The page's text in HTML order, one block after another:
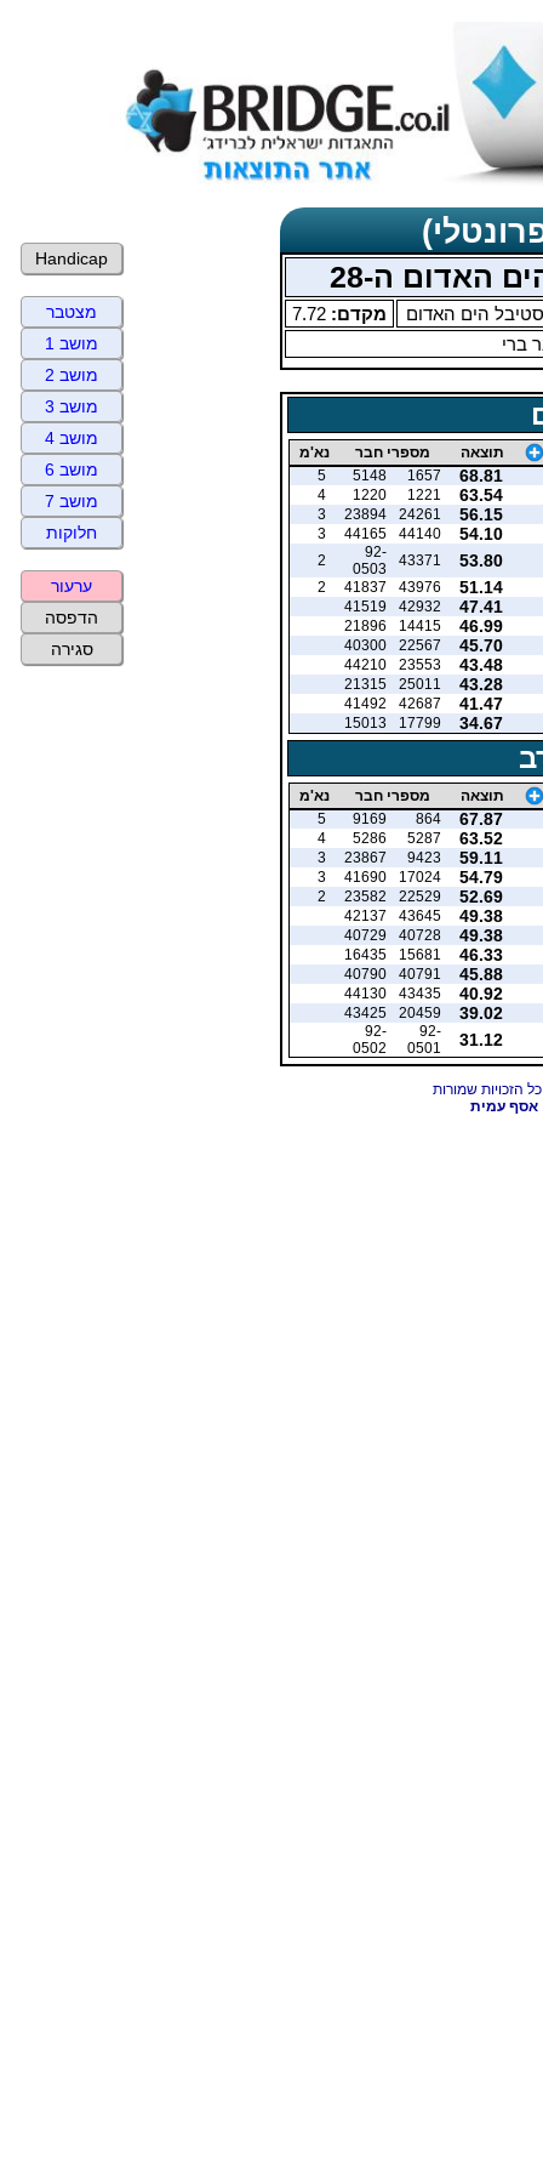
האדום ה-28
הים האדום מקדם: 7.72
ברי
תוצאה מספרי חבר נא'מ
68.81
1657
5148
5
63.54
1221
1220
4
56.15
24261
23894
3
54.10
44140
44165
3
53.80
43371
92-
0503
2
51.14
43976
41837
2
47.41
42932
41519
46.99
14415
21896
45.70
22567
40300
43.48
23553
44210
43.28
25011
21315
41.47
42687
41492
34.67
17799
15013
תוצאה מספרי חבר נא'מ
67.87
864
9169
5
63.52
5287
5286
4
59.11
9423
23867
3
54.79
17024
41690
3
52.69
22529
23582
2
49.38
43645
42137
49.38
40728
40729
46.33
15681
16435
45.88
40791
40790
40.92
43435
44130
39.02
20459
43425
31.12
92-
0501
92-
0502
אסף עמית
Handicap
מצטבר
מושב 1
מושב 2
מושב 3
מושב 4
מושב 6
מושב 7
חלוקות
ערעור
הדפסה
סגירה